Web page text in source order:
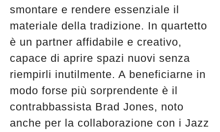
smontare e rendere essenziale il
materiale della tradizione. In quartetto
è un partner affidabile e creativo,
capace di aprire spazi nuovi senza
riempirli inutilmente. A beneficiarne in
modo forse più sorprendente è il
contrabbassista Brad Jones, noto
anche per la collaborazione con i Jazz